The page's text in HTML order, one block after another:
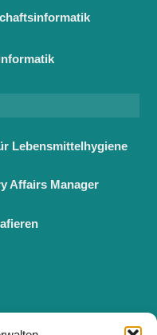
Lebensmittelhygiene
Affairs Manager